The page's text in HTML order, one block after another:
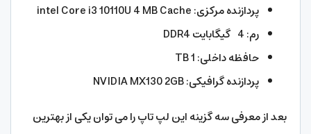
پردازنده مرکزی: intel Core i3 10110U 4 MB Cache
رم: 4 گیگابایت DDR4
حافظه داخلی: 1 TB
پردازنده گرافیکی: NVIDIA MX130 2GB
بعد از معرفی سه گزینه این لپ تاپ را می توان یکی از بهترین